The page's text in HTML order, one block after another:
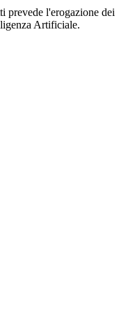
l'erogazione dei
Artificiale.